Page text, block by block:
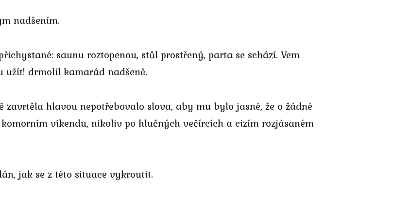
nadšením.
saunu roztopenou, stůl prostřený, parta se schází. Vem
drmolil kamarád nadšeně.
hlavou nepotřebovalo slova, aby mu bylo jasné, že o žádné
víkendu, nikoliv po hlučných večírcích a cizím rozjásaném
jak se z této situace vykroutit.